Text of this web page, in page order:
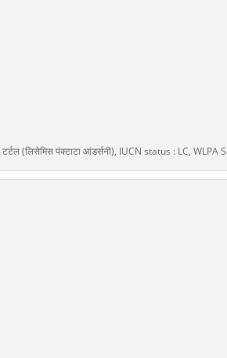
(लिसेमिस पंक्टाटा आंडर्सनी), IUCN status : LC, WLPA